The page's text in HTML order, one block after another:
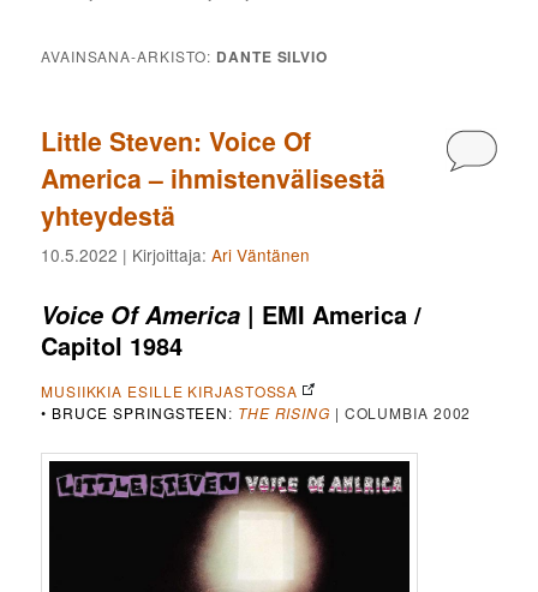
AVAINSANA-ARKISTO: DANTE SILVIO
Little Steven: Voice Of
America – ihmistenvälisestä
yhteydestä
10.5.2022 | Kirjoittaja:Ari Väntänen
Voice Of America | EMI America /
Capitol 1984
MUSIIKKIA ESILLE KIRJASTOSSA
• BRUCE SPRINGSTEEN: THE RISING | COLUMBIA 2002